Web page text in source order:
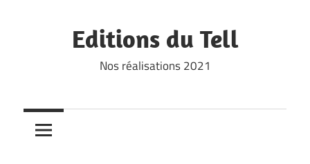
Editions du Tell
Nos réalisations 2021